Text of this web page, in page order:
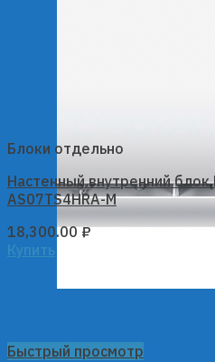
Быстрый просмотр
Блоки отдельно
Настенный внутренний блок
AS07TS4HRA-M
18,300.00₽
Купить